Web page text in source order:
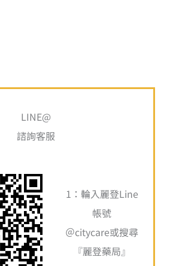
LINE@
諮詢客服
1：輪入麗登Line
帳號
＠citycare或搜尋
『麗登藥局』